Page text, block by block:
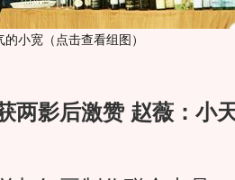
的小宽（点击查看组图）
两影后激赞 赵薇：小